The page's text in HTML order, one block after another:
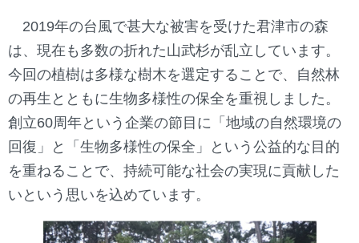
2019年の台風で甚大な被害を受けた君津市の森
は、現在も多数の折れた山武杉が乱立しています。
今回の植樹は多様な樹木を選定することで、自然林
の再生とともに生物多様性の保全を重視しました。
創立60周年という企業の節目に「地域の自然環境の
回復」と「生物多様性の保全」という公益的な目的
を重ねることで、持続可能な社会の実現に貢献した
いという思いを込めています。